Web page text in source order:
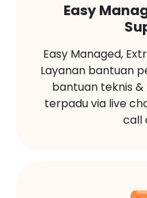
Easy
Easy Managed,
Layanan bantuan
bantuan teknis
terpadu via live
call